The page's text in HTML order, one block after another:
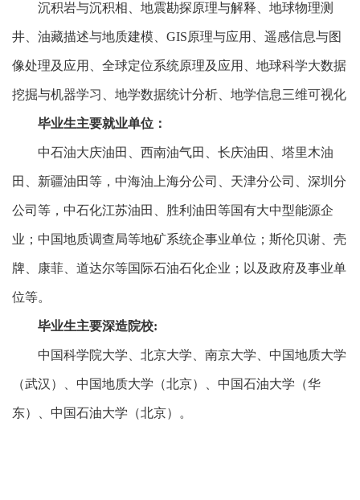
沉积岩与沉积相、地震勘探原理与解释、地球物理测
井、油藏描述与地质建模、GIS原理与应用、遥感信息与图
像处理及应用、全球定位系统原理及应用、地球科学大数据
挖掘与机器学习、地学数据统计分析、地学信息三维可视化
毕业生主要就业单位：
中石油大庆油田、西南油气田、长庆油田、塔里木油
田、新疆油田等，中海油上海分公司、天津分公司、深圳分
公司等，中石化江苏油田、胜利油田等国有大中型能源企
业；中国地质调查局等地矿系统企事业单位；斯伦贝谢、壳
牌、康菲、道达尔等国际石油石化企业；以及政府及事业单
位等。
毕业生主要深造院校:
中国科学院大学、北京大学、南京大学、中国地质大学
（武汉）、中国地质大学（北京）、中国石油大学（华
东）、中国石油大学（北京）。